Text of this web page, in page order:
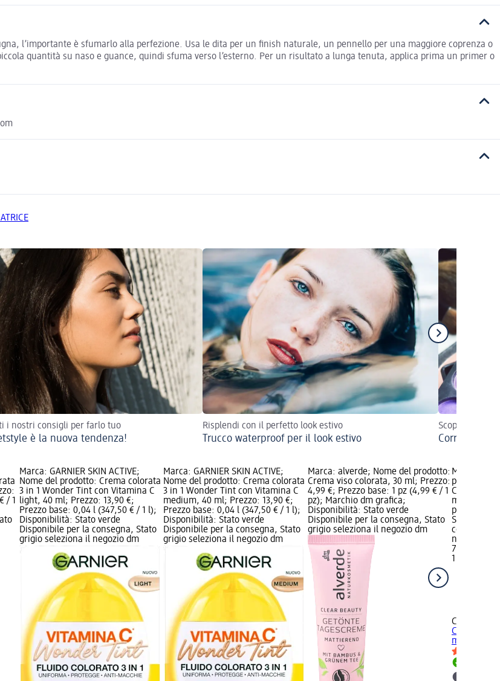
l’importante è sfumarlo alla perfezione. Usa le dita per un finish naturale, un pennello per una maggiore coprenza o
quantità su naso e guance, quindi sfuma verso l’esterno. Per un risultato a lunga tenuta, applica prima un primer o
i nostri consigli per farlo tuo
è la nuova tendenza!
Risplendi con il perfetto look estivo
Trucco waterproof per il look estivo
Scopri il
Correggi le
/ 1
Marca: GARNIER SKIN ACTIVE;
Nome del prodotto: Crema colorata
3 in 1 Wonder Tint con Vitamina C
light, 40 ml; Prezzo: 13,90 €;
Prezzo base: 0,04 l (347,50 € / 1 l);
Disponibilità: Stato verde
Disponibile per la consegna, Stato
grigio seleziona il negozio dm
Marca: GARNIER SKIN ACTIVE;
Nome del prodotto: Crema colorata
3 in 1 Wonder Tint con Vitamina C
medium, 40 ml; Prezzo: 13,90 €;
Prezzo base: 0,04 l (347,50 € / 1 l);
Disponibilità: Stato verde
Disponibile per la consegna, Stato
grigio seleziona il negozio dm
Marca: alverde; Nome del prodotto:
Crema viso colorata, 30 ml; Prezzo:
4,99 €; Prezzo base: 1 pz (4,99 € / 1
pz); Marchio dm grafica;
Disponibilità: Stato verde
Disponibile per la consegna, Stato
grigio seleziona il negozio dm
Marca:
prodotto:
Coverage -
ml; Prezzo:
pz (7,99 € /
Stato
consegna,
negozio dm
7,99 €
1 pz (7,99 €
CATRICE
Coverage -
ml